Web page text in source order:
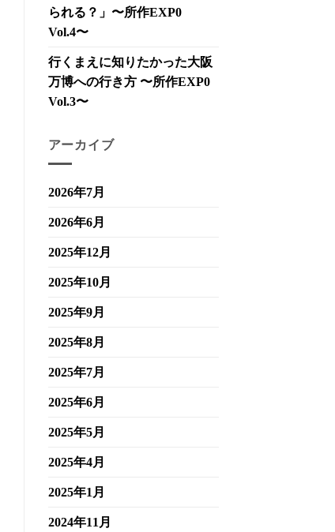
られる？」〜所作EXP0
Vol.4〜
行くまえに知りたかった大阪
万博への行き方 〜所作EXP0
Vol.3〜
アーカイブ
2026年7月
2026年6月
2025年12月
2025年10月
2025年9月
2025年8月
2025年7月
2025年6月
2025年5月
2025年4月
2025年1月
2024年11月